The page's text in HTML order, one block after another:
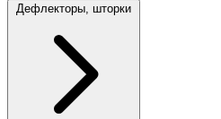
Дефлекторы, шторки